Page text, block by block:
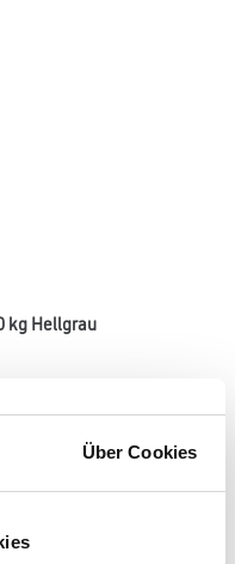
Über Cookies
kg Hellgrau
für den
schweißbarer